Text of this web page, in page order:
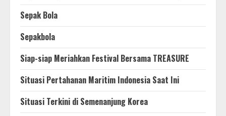
Sepak Bola
Sepakbola
Siap-siap Meriahkan Festival Bersama TREASURE
Situasi Pertahanan Maritim Indonesia Saat Ini
Situasi Terkini di Semenanjung Korea